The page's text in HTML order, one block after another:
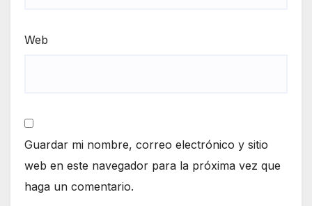
Web
Guardar mi nombre, correo electrónico y sitio
web en este navegador para la próxima vez que
haga un comentario.